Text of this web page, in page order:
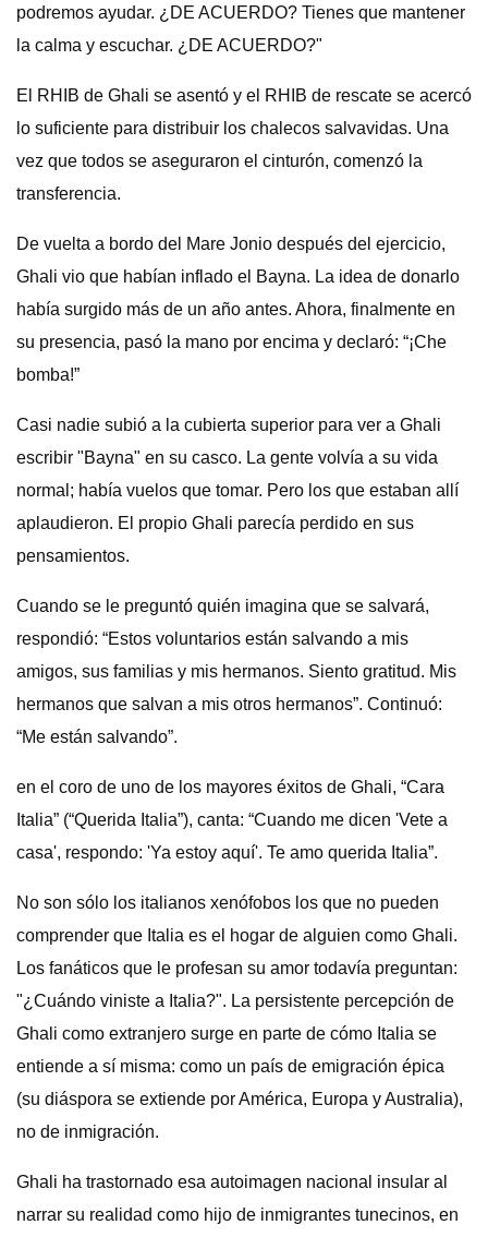
podremos ayudar. ¿DE ACUERDO? Tienes que mantener
la calma y escuchar. ¿DE ACUERDO?"
El RHIB de Ghali se asentó y el RHIB de rescate se acercó
lo suficiente para distribuir los chalecos salvavidas. Una
vez que todos se aseguraron el cinturón, comenzó la
transferencia.
De vuelta a bordo del Mare Jonio después del ejercicio,
Ghali vio que habían inflado el Bayna. La idea de donarlo
había surgido más de un año antes. Ahora, finalmente en
su presencia, pasó la mano por encima y declaró: “¡Che
bomba!”
Casi nadie subió a la cubierta superior para ver a Ghali
escribir "Bayna" en su casco. La gente volvía a su vida
normal; había vuelos que tomar. Pero los que estaban allí
aplaudieron. El propio Ghali parecía perdido en sus
pensamientos.
Cuando se le preguntó quién imagina que se salvará,
respondió: “Estos voluntarios están salvando a mis
amigos, sus familias y mis hermanos. Siento gratitud. Mis
hermanos que salvan a mis otros hermanos”. Continuó:
“Me están salvando”.
en el coro de uno de los mayores éxitos de Ghali, “Cara
Italia” (“Querida Italia”), canta: “Cuando me dicen 'Vete a
casa', respondo: 'Ya estoy aquí'. Te amo querida Italia”.
No son sólo los italianos xenófobos los que no pueden
comprender que Italia es el hogar de alguien como Ghali.
Los fanáticos que le profesan su amor todavía preguntan:
"¿Cuándo viniste a Italia?". La persistente percepción de
Ghali como extranjero surge en parte de cómo Italia se
entiende a sí misma: como un país de emigración épica
(su diáspora se extiende por América, Europa y Australia),
no de inmigración.
Ghali ha trastornado esa autoimagen nacional insular al
narrar su realidad como hijo de inmigrantes tunecinos, en